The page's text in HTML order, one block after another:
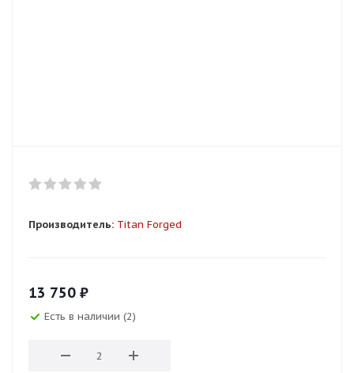
Производитель: Titan Forged
13 750 ₽
Есть в наличии (2)